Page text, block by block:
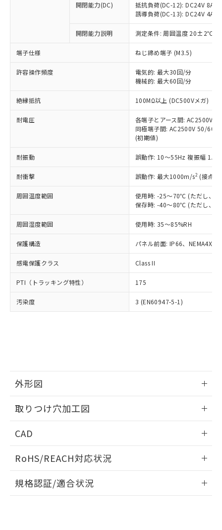
開閉能力(DC)
抵抗負荷(DC-12): DC24V 8A/
誘導負荷(DC-13): DC24V 4A/
開閉能力説明 測定条件: 周囲温度 20±2℃、
端子仕様 ねじ締め端子 (M3.5)
許容操作頻度
電気的: 最大30回/分
機械的: 最大60回/分
絶縁抵抗 100MΩ以上 (DC500Vメガ)
耐電圧
各端子とアース間: AC2500V
同極端子間: AC2500V 50/
(初期値)
耐振動 誤動作: 10～55Hz 複振幅
耐衝撃 誤動作: 最大1000m/s2 (接点
周囲温度範囲
使用時: -25～70℃ (ただし、氷
保存時: -40～80℃ (ただし、氷
周囲湿度範囲 使用時: 35～85%RH
保護構造 パネル前面: IP66、NEMA4X,
感電保護クラス Class II
PTI（トラッキング特性） 175
汚染度 3 (EN60947-5-1)
外形図
取りつけ穴加工図
CAD
ドすることができます。
ログイン/会員登録
RoHS/REACH対応状況
EU RoHS 注意事項・凡例
規格認証/適合状況
以下の条件をお読みいただき、同意のうえ
ご利用ください。
本サービスは、当社制御機器事業取扱
商品の当社在庫状況および標準価格
(税抜)を提供させていただくもので
当社制御機器事業取扱商品の中には、
本サービスの対象外となる商品もある
ことをご了承ください。
在庫状況および標準価格照会結果は、
記載している更新日時点での社内デー
タに基づき作成されるものであり、閲
覧された時点での実際の在庫および標
準価格とは異なる場合があることをご
正式な納期状況および標準価格はお客
様のお取引先、またはお客様担当のオ
ムロン制御機器販売店・当社販売員に
オムロン制御機器販売店や当社販売拠
販売ネットワーク
」をご確認
在庫状況および標準価格結果を当社の
事前の承諾なく第三者に漏洩または開
示しないようお願いします。
マイパーツ機能（部品リスト作成サー
ビス）をご利用いただくには、I-Web
品・サービスに関するお客様との取
の共同利用に関して"
用者の範囲」に記載されている法人を
対応予定なし：EU RoHS指令（10物質）の
非含有に非対応の商品で、対応品を出す予
調査・確認中：EU RoHS指令（10物質）の
非含有の対応状況を調査中または確認中の
商品です。
非該当品：ライセンス料など無形物で、有
害物質有無と関係のない商品です。
仕入先様の事情により、非含有部品として
いたものが、含有品と判明した場合などや
むを得ず変更することがあります。
鉛(Pb) 1000ppm以下、 水銀(Hg) 1000ppm以下、 カド
六価クロム(Cr(Ⅵ)) 1000ppm以下、ポリ臭化ビフェニル
類(PBB) 1000ppm以下、ポリ臭化ジフェニルエーテル類
ルベンジル（BBP） 1000ppm以下、フタル酸ジブチル
（DBP） 1000ppm以下、フタル酸ジイソブチル
但し、RoHS指令で産業用監視および制御機器に対する
適用除外項目は除く。
フタル酸エステル類の４物質については閾値を超える意
図的な使用がないことを確認しています。
部品在庫の切り替え状況などにより、予定
月が前後することがあります。
EU RoHS指令（10物質）の非含有証明書
51物質の非含有証明書（当社基準）
※本証明書は発行日時点で非含有を証明す
物質の対応では、対応完了までの期間は出
荷製品に未対応品が混在することから備考
欄に対応日を記載しておりました。
既に当社にて対応品への在庫切替を完了
「○」：最大均質材料含有率が中国RoHSの
基準値以下であることを示します。
「×」：最大均質材料含有率が中国RoHSの
基準値を超えていることを示します。
「－」：未確認です。当社販売部門へお問
*中国RoHS10物質の基準値 (GB/T26572)：
Pb(鉛) :1000ppm、 Hg(水銀) : 1000ppm、 Cd(カドミウ
Cr(Ⅵ)(六価クロム) : 1000ppm、 PBBs(ポリ臭化ビフェ
ニル類) : 1000ppm、 PBDEs(ポリ臭化ジフェニルエーテ
ル類) : 1000ppm、
DBP(フタル酸ジブチル) : 1000ppm、 DIBP(フタル酸ジ
イソブチル) : 1000ppm、 BBP(フタル酸ブチルベンジ
DEHP(フタル酸ビス(2-エチルヘキシル)) : 1000ppm
「ｅ」：有害物質（10物質）のすべてが基
準値以下であることを示します。
「10」：通常の使用状況下において有害物
質が外部に漏えいし、環境に深刻な影響を
及ぼさない年数を意味します。
当社は、これら貴社製品のうち、外国
為替および外国貿易法に定める商品
（以下｢規制貨物等」という）を輸出
または国外への提供する場合は、日本
国政府の輸出許可(または役務取引許
可)を取得するなどの必要な手続きを
当社は規制貨物を破棄する場合は、完
全に破砕するなど、違法に輸出されな
いよう必要な手段を講じます。
当社は貴社製品を、核兵器、ミサイ
ル、化学兵器、生物兵器またはその他
武器並びにこれらの製造装置等に一切
当社は、貴社製品を第三者に販売する
場合は、上記1、2および3の内容を当
該第三者に通知します。また当社は、
販売先および販売に係わる関係者が違
法に輸出するおそれがある場合は、取
り引きをいたしません。
一定数以上の在庫あり
一定数には満たないが在庫あり
在庫なし(最新の在庫状況につ
いては、お客様のお取引先、ま
たはお客様担当のオムロン制御
機器販売店・当社販売員にご確
受注生産機種、また在庫状況の
情報を公開していない機種